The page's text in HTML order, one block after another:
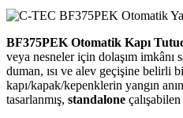
BF375PEK Otomatik Kapı
veya nesneler için dolaşım imkânı
duman, ısı ve alev geçişine belirli
kapı/kapak/kepenklerin yangın
tasarlanmış, standalone